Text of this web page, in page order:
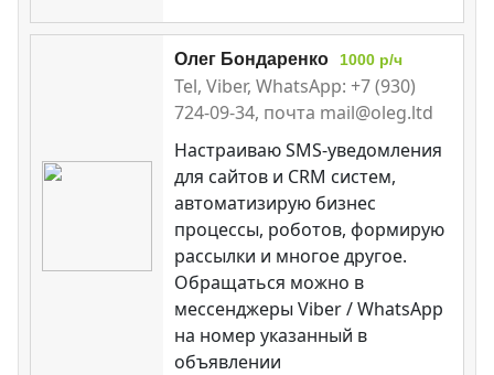
Олег Бондаренко 1000 р/ч
Tel, Viber, WhatsApp: +7 (930)
724-09-34, почта mail@oleg.ltd
Настраиваю SMS-уведомления
для сайтов и CRM систем,
автоматизирую бизнес
процессы, роботов, формирую
рассылки и многое другое.
Обращаться можно в
мессенджеры Viber / WhatsApp
на номер указанный в
объявлении